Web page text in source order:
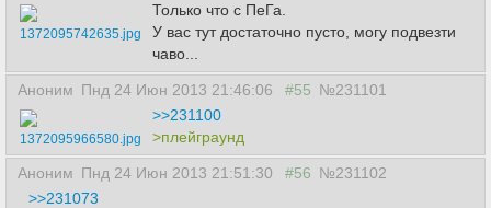
1372095742635.jpg
Только что с ПеГа.
У вас тут достаточно пусто, могу подвезти
чаво...
Аноним Пнд 24 Июн 2013 21:46:06 #55 №231101
1372095966580.jpg
>>231100
>плейграунд
Аноним Пнд 24 Июн 2013 21:51:30 #56 №231102
>>231073